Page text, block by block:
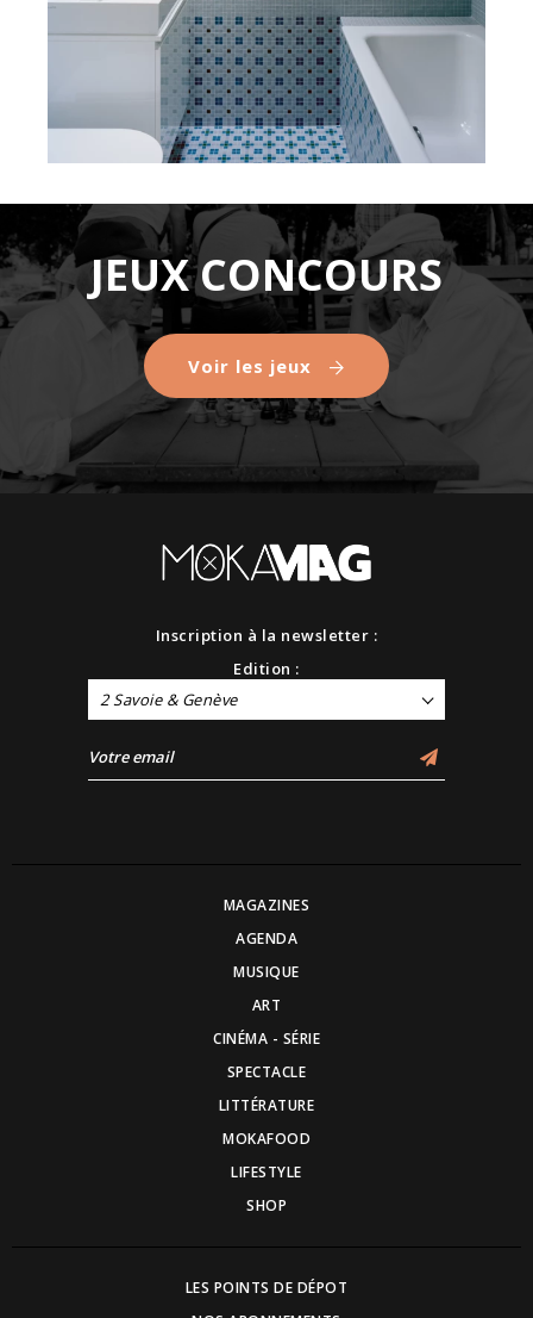
JEUX CONCOURS
Voir les jeux
Inscription à la newsletter :
Edition :
2 Savoie & Genève
MAGAZINES
AGENDA
MUSIQUE
ART
CINÉMA - SÉRIE
SPECTACLE
LITTÉRATURE
MOKAFOOD
LIFESTYLE
SHOP
LES POINTS DE DÉPOT